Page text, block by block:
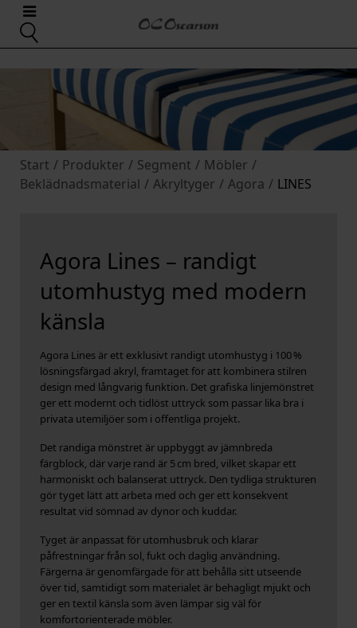
Start / Produkter / Segment / Möbler /
Beklädnadsmaterial / Akryltyger / Agora / LINES
Agora Lines – randigt
utomhustyg med modern
känsla
Agora Lines är ett exklusivt randigt utomhustyg i 100 %
lösningsfärgad akryl, framtaget för att kombinera stilren
design med långvarig funktion. Det grafiska linjemönstret
ger ett modernt och tidlöst uttryck som passar lika bra i
privata utemiljöer som i offentliga projekt.
Det randiga mönstret är uppbyggt av jämnbreda
färgblock, där varje rand är 5 cm bred, vilket skapar ett
harmoniskt och balanserat uttryck. Den tydliga strukturen
gör tyget lätt att arbeta med och ger ett konsekvent
resultat vid sömnad av dynor och kuddar.
Tyget är anpassat för utomhusbruk och klarar
påfrestningar från sol, fukt och daglig användning.
Färgerna är genomfärgade för att behålla sitt utseende
över tid, samtidigt som materialet är behagligt mjukt och
ger en textil känsla som även lämpar sig väl för
komfortorienterade möbler.